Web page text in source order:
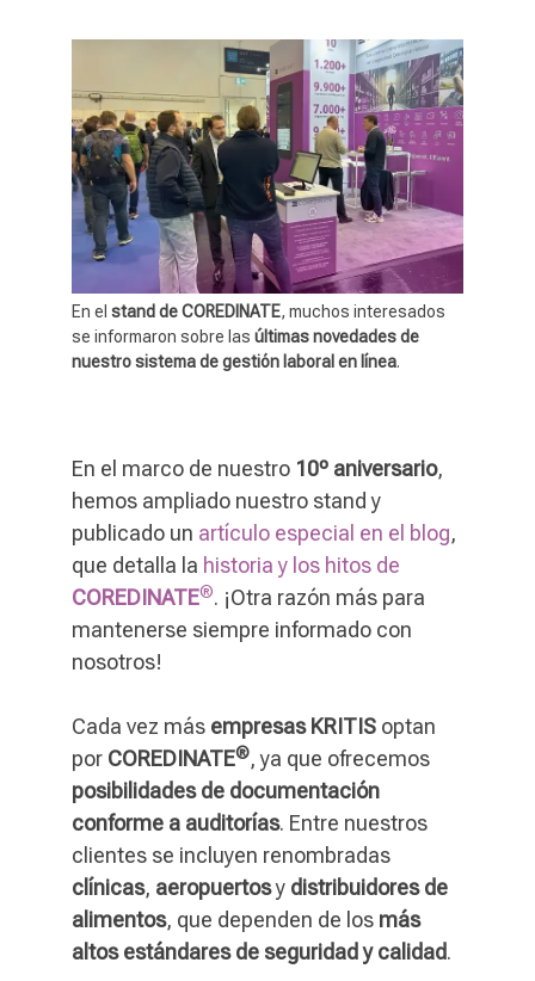
En el stand de COREDINATE, muchos interesados
se informaron sobre las últimas novedades de
nuestro sistema de gestión laboral en línea.
En el marco de nuestro 10º aniversario,
hemos ampliado nuestro stand y
publicado un artículo especial en el blog,
que detalla la historia y los hitos de
COREDINATE®. ¡Otra razón más para
mantenerse siempre informado con
nosotros!
Cada vez más empresas KRITIS optan
por COREDINATE®, ya que ofrecemos
posibilidades de documentación
conforme a auditorías. Entre nuestros
clientes se incluyen renombradas
clínicas, aeropuertosy distribuidores de
alimentos, que dependen de los más
altos estándares de seguridad y calidad.